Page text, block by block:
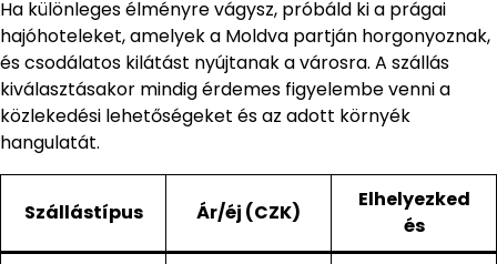
Ha különleges élményre vágysz, próbáld ki a prágai
hajóhoteleket, amelyek a Moldva partján horgonyoznak,
és csodálatos kilátást nyújtanak a városra. A szállás
kiválasztásakor mindig érdemes figyelembe venni a
közlekedési lehetőségeket és az adott környék
hangulatát.
Szállástípus Ár/éj (CZK)
Elhelyezked
és